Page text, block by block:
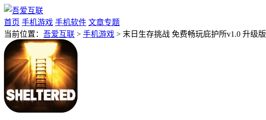
首页 手机游戏 手机软件 文章专题
当前位置： 吾爱互联 > 手机游戏 > 末日生存挑战 免费畅玩庇护所v1.0 升级版